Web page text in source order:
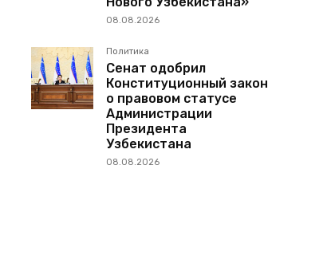
08.08.2026
Политика
Сенат одобрил
Конституционный закон
о правовом статусе
Администрации
Президента
Узбекистана
08.08.2026